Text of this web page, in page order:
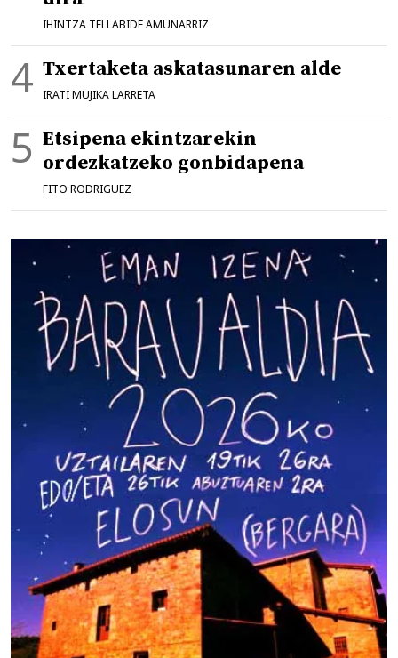
IHINTZA TELLABIDE AMUNARRIZ
Txertaketa askatasunaren alde
IRATI MUJIKA LARRETA
Etsipena ekintzarekin
ordezkatzeko gonbidapena
FITO RODRIGUEZ